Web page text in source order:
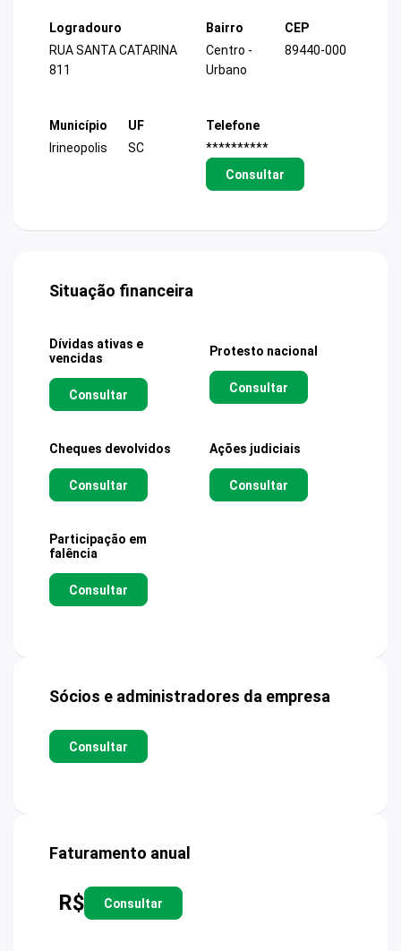
Logradouro
RUA SANTA CATARINA
811
Bairro
Centro -
Urbano
CEP
89440-000
Município
Irineopolis
UF
SC
Telefone
**********
Consultar
Situação financeira
Dívidas ativas e
vencidas
Consultar
Protesto nacional
Consultar
Cheques devolvidos
Consultar
Ações judiciais
Consultar
Participação em
falência
Consultar
Sócios e administradores da empresa
Consultar
Faturamento anual
R$ Consultar